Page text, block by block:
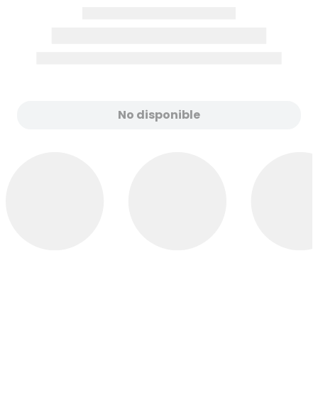
No disponible